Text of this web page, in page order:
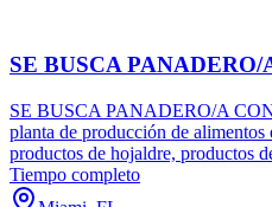
SE BUSCA
SE BUSCA PANADERO/A
planta de producción de
productos de hojaldre, productos
Tiempo completo